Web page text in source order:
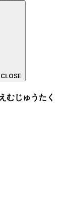
CLOSE
むじゅうたく